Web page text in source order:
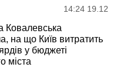
14:24 19.12
Ковалевська
на що Київ витратить
у бюджеті
міста